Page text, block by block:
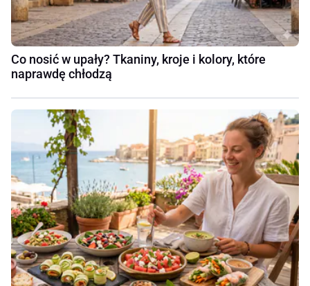
Co nosić w upały? Tkaniny, kroje i kolory, które
naprawdę chłodzą